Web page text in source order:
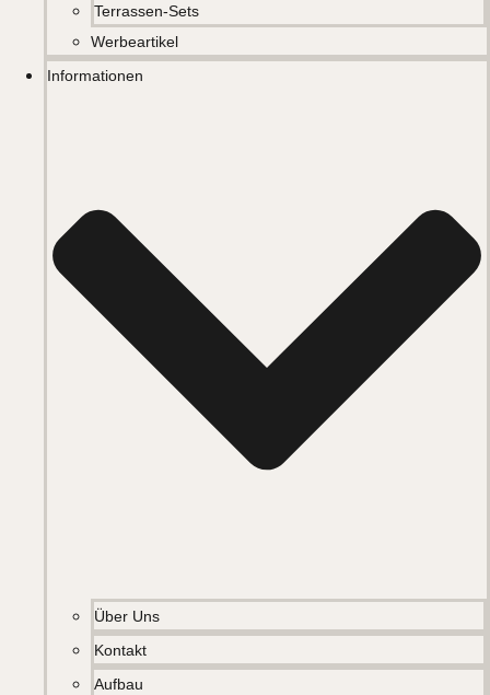
Terrassen-Sets
Werbeartikel
Informationen
Über Uns
Kontakt
Aufbau